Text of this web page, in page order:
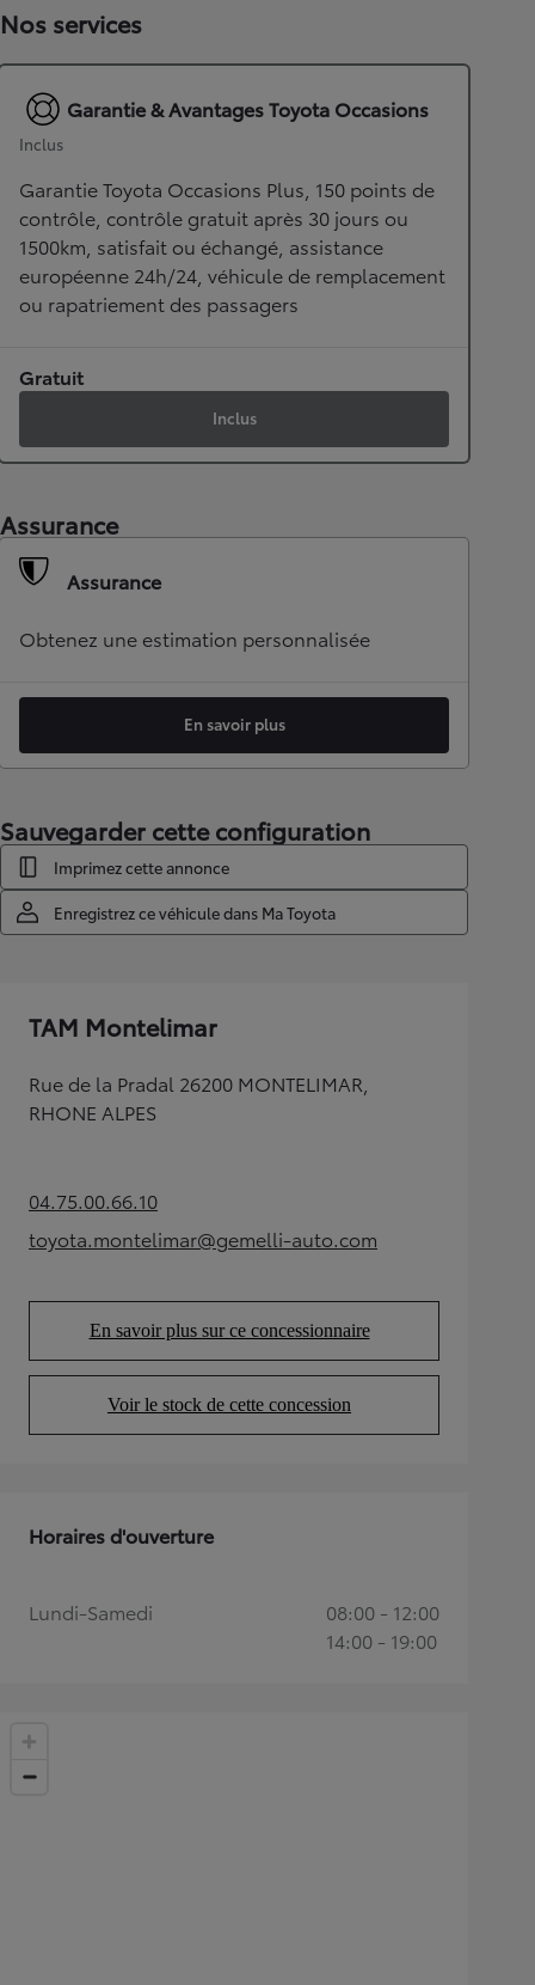
Nos services
Garantie & Avantages Toyota Occasions
Inclus
Garantie Toyota Occasions Plus, 150 points de
contrôle, contrôle gratuit après 30 jours ou
1500km, satisfait ou échangé, assistance
européenne 24h/24, véhicule de remplacement
ou rapatriement des passagers
Gratuit
Inclus
Assurance
Assurance
Obtenez une estimation personnalisée
En savoir plus
Sauvegarder cette configuration
Imprimez cette annonce
Enregistrez ce véhicule dans Ma Toyota
TAM Montelimar
Rue de la Pradal 26200 MONTELIMAR,
RHONE ALPES
04.75.00.66.10(Opens in new tab)
toyota.montelimar@gemelli-auto.com
(Opens in new tab)
En savoir plus sur ce concessionnaire
(Opens in new tab)
Voir le stock de cette concession
(Opens in new tab)
Horaires d'ouverture
Lundi-Samedi
08:00 - 12:00
14:00 - 19:00